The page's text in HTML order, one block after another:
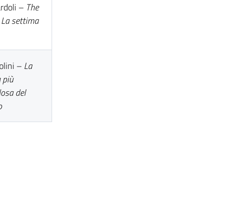
– The
settima
–La
più
del